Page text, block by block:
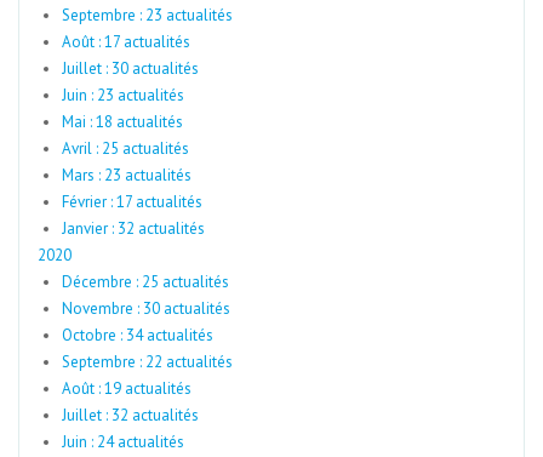
Septembre : 23 actualités
Août : 17 actualités
Juillet : 30 actualités
Juin : 23 actualités
Mai : 18 actualités
Avril : 25 actualités
Mars : 23 actualités
Février : 17 actualités
Janvier : 32 actualités
2020
Décembre : 25 actualités
Novembre : 30 actualités
Octobre : 34 actualités
Septembre : 22 actualités
Août : 19 actualités
Juillet : 32 actualités
Juin : 24 actualités